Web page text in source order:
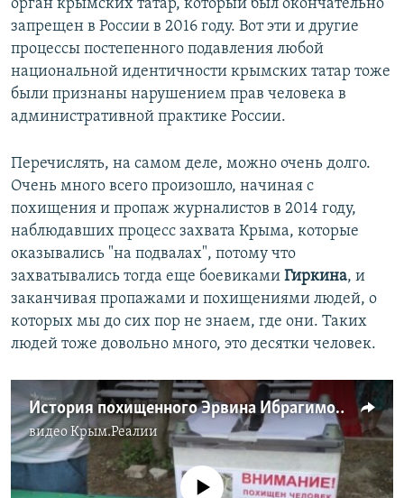
орган крымских татар, который был окончательно
запрещен в России в 2016 году. Вот эти и другие
процессы постепенного подавления любой
национальной идентичности крымских татар тоже
были признаны нарушением прав человека в
административной практике России.
Перечислять, на самом деле, можно очень долго.
Очень много всего произошло, начиная с
похищения и пропаж журналистов в 2014 году,
наблюдавших процесс захвата Крыма, которые
оказывались "на подвалах", потому что
захватывались тогда еще боевиками Гиркина, и
заканчивая пропажами и похищениями людей, о
которых мы до сих пор не знаем, где они. Таких
людей тоже довольно много, это десятки человек.
История похищенного Эрвина Ибрагимова
видеоКрым.Реалии
No media source currently available